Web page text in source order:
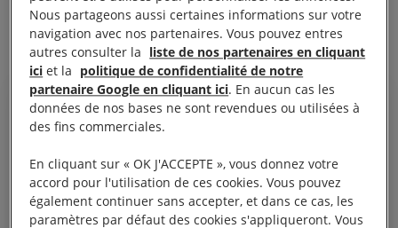
Yémen.
Je voudrais remercier Amnesty
International et tous ceux qui se
sont mobilisés en faveur de ma
Nous partageons aussi certaines informations sur votre
navigation avec nos partenaires. Vous pouvez entres
autres consulter la liste de nos partenaires en cliquant
ici et la politique de confidentialité de notre
partenaire Google en cliquant ici. En aucun cas les
données de nos bases ne sont revendues ou utilisées à
des fins commerciales.
En cliquant sur « OK J'ACCEPTE », vous donnez votre
accord pour l'utilisation de ces cookies. Vous pouvez
également continuer sans accepter, et dans ce cas, les
paramètres par défaut des cookies s'appliqueront. Vous